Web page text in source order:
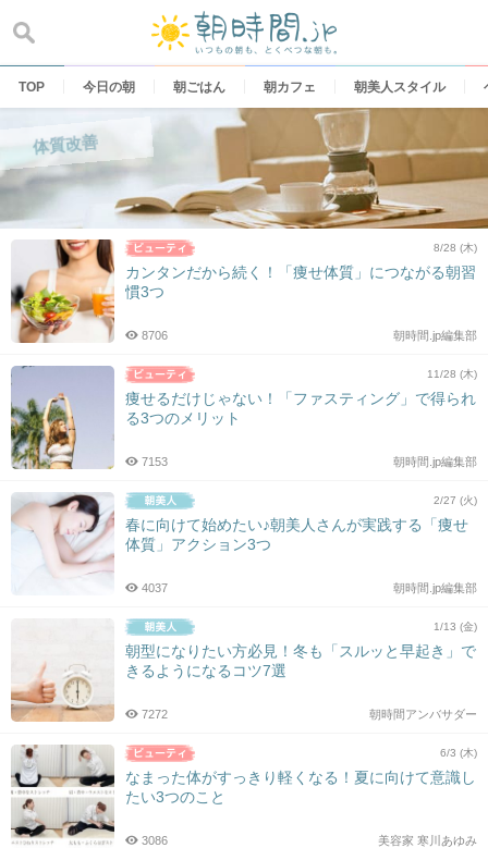
content
TOP 今日の朝 朝ごはん 朝カフェ 朝美人スタイル
体質改善
8/28 (木)
カンタンだから続く！「痩せ体質」につながる朝習
慣3つ
朝時間.jp編集部
8706
11/28 (木)
痩せるだけじゃない！「ファスティング」で得られ
る3つのメリット
朝時間.jp編集部
7153
2/27 (火)
春に向けて始めたい♪朝美人さんが実践する「痩せ
体質」アクション3つ
朝時間.jp編集部
4037
1/13 (金)
朝型になりたい方必見！冬も「スルッと早起き」で
きるようになるコツ7選
朝時間アンバサダー
7272
6/3 (木)
なまった体がすっきり軽くなる！夏に向けて意識し
たい3つのこと
美容家 寒川あゆみ
3086